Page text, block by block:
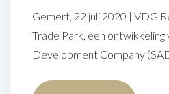
Gemert, 22 juli 2020 | VDG
Trade Park, een ontwikkeling
Development Company